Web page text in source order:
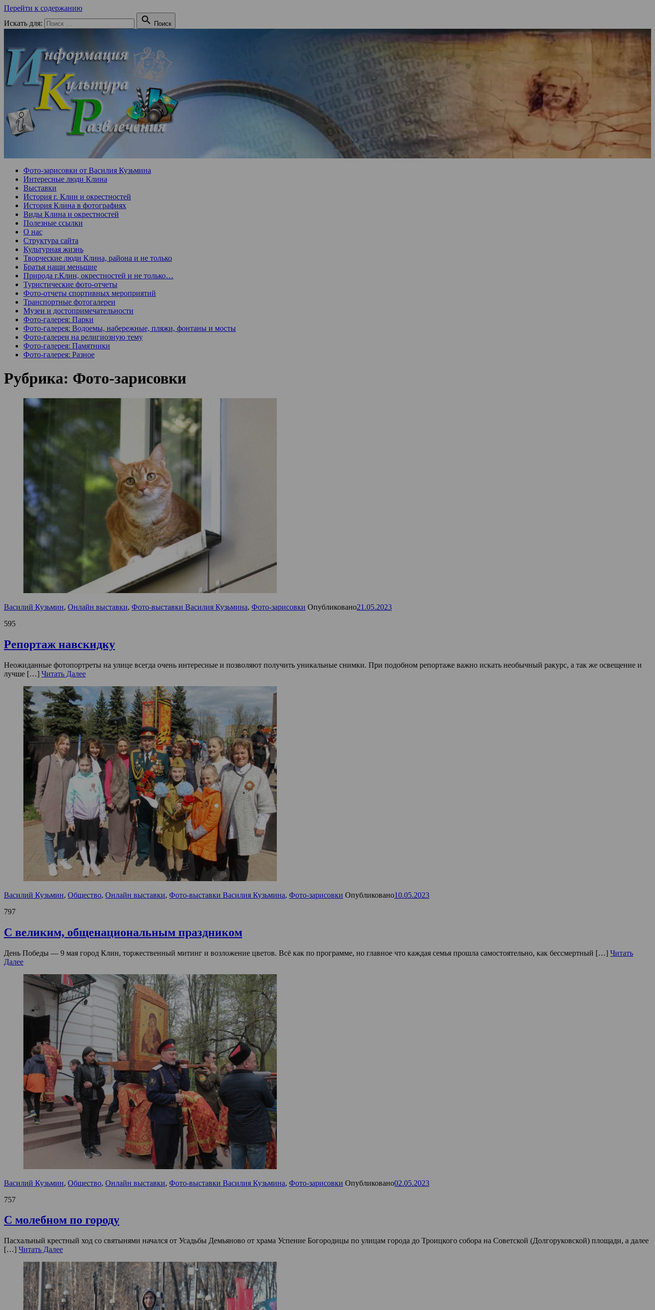
Перейти к содержанию
Искать для:
 Поиск
Фото-зарисовки от Василия Кузьмина
Интересные люди Клина
Выставки
История г. Клин и окрестностей
История Клина в фотографиях
Виды Клина и окрестностей
Полезные ссылки
О нас
Структура сайта
Культурная жизнь
Творческие люди Клина, района и не только
Братья наши меньшие
Природа г.Клин, окрестностей и не только…
Туристические фото-отчеты
Фото-отчеты спортивных мероприятий
Транспортные фотогалереи
Музеи и достопримечательности
Фото-галерея: Парки
Фото-галерея: Водоемы, набережные, пляжи, фонтаны и мосты
Фото-галереи на религиозную тему
Фото-галерея: Памятники
Фото-галерея: Разное
Рубрика: Фото-зарисовки
Василий Кузьмин, Онлайн выставки, Фото-выставки Василия Кузьмина, Фото-зарисовки Опубликовано21.05.2023
595
Репортаж навскидку
Неожиданные фотопортреты на улице всегда очень интересные и позволяют получить уникальные снимки. При подобном репортаже важно искать необычный ракурс, а так же освещение и
лучше […] Читать Далее
Василий Кузьмин, Общество, Онлайн выставки, Фото-выставки Василия Кузьмина, Фото-зарисовки Опубликовано10.05.2023
797
С великим, общенациональным праздником
День Победы — 9 мая город Клин, торжественный митинг и возложение цветов. Всё как по программе, но главное что каждая семья прошла самостоятельно, как бессмертный […] Читать
Далее
Василий Кузьмин, Общество, Онлайн выставки, Фото-выставки Василия Кузьмина, Фото-зарисовки Опубликовано02.05.2023
757
С молебном по городу
Пасхальный крестный ход со святынями начался от Усадьбы Демьяново от храма Успение Богородицы по улицам города до Троицкого собора на Советской (Долгоруковской) площади, а далее
[…] Читать Далее